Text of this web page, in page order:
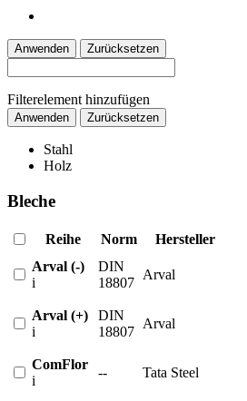
Anwenden Zurücksetzen
Filterelement hinzufügen
Anwenden Zurücksetzen
Stahl
Holz
Bleche
Reihe Norm Hersteller
Arval (-)
i
DIN
18807
Arval
Arval (+)
i
DIN
18807
Arval
ComFlor
i
-- Tata Steel